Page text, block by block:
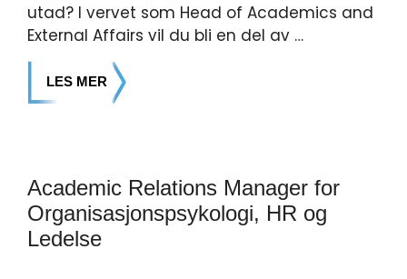
utad? I vervet som Head of Academics and
External Affairs vil du bli en del av …
LES MER
Academic Relations Manager for
Organisasjonspsykologi, HR og
Ledelse